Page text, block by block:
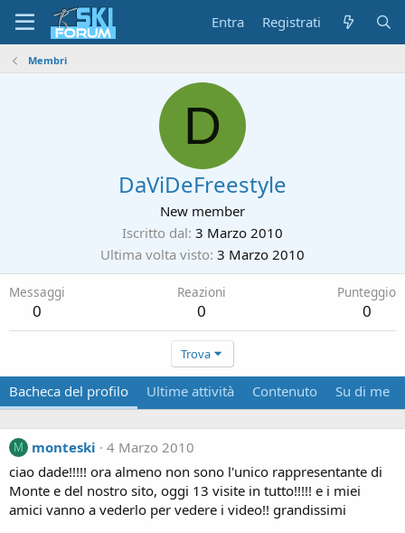
Entra Registrati
Membri
D
DaViDeFreestyle
New member
Iscritto dal 3 Marzo 2010
Ultima volta visto 3 Marzo 2010
Messaggi
0
Reazioni
0
Punteggio
0
Trova
Bacheca del profilo Ultime attività Contenuto Su di me
M monteski
4 Marzo 2010
ciao dade!!!!! ora almeno non sono l'unico rappresentante di
Monte e del nostro sito, oggi 13 visite in tutto!!!!! e i miei
amici vanno a vederlo per vedere i video!! grandissimi